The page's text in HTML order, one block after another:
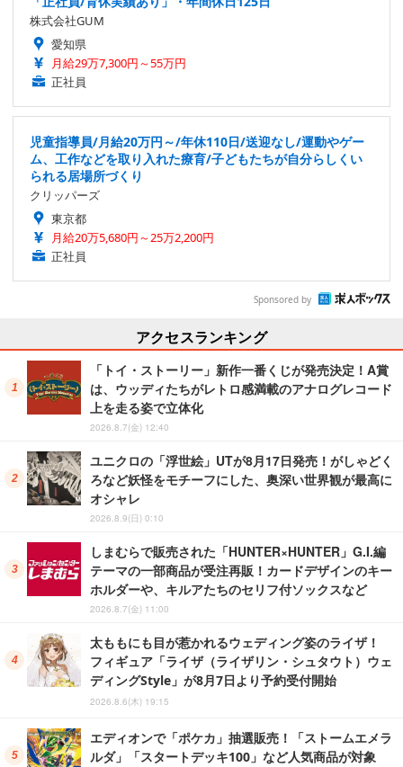
株式会社GUM
愛知県
月給29万7,300円～55万円
正社員
児童指導員/月給20万円～/年休110日/送迎なし/運動やゲー
ム、工作などを取り入れた療育/子どもたちが自分らしくい
られる居場所づくり
クリッパーズ
東京都
月給20万5,680円～25万2,200円
正社員
Sponsored by
アクセスランキング
「トイ・ストーリー」新作一番くじが発売決定！A賞
は、ウッディたちがレトロ感満載のアナログレコード
上を走る姿で立体化
2026.8.7(金) 12:40
ユニクロの「浮世絵」UTが8月17日発売！がしゃどく
ろなど妖怪をモチーフにした、奥深い世界観が最高に
オシャレ
2026.8.9(日) 0:10
しまむらで販売された「HUNTER×HUNTER」G.I.編
テーマの一部商品が受注再販！カードデザインのキー
ホルダーや、キルアたちのセリフ付ソックスなど
2026.8.7(金) 11:00
太ももにも目が惹かれるウェディング姿のライザ！
フィギュア「ライザ（ライザリン・シュタウト）ウェ
ディングStyle」が8月7日より予約受付開始
2026.8.6(木) 19:15
エディオンで「ポケカ」抽選販売！「ストームエメラ
ルダ」「スタートデッキ100」など人気商品が対象